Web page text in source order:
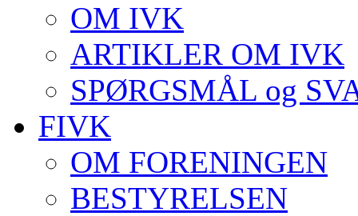
OM IVK
ARTIKLER OM IVK
SPØRGSMÅL og
FIVK
OM FORENINGEN
BESTYRELSEN